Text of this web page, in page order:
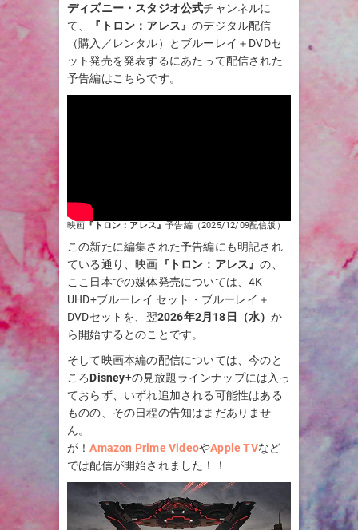
ディズニー・スタジオ公式チャンネルに
て、
『トロン：アレス』のデジタル配信
（購入／レンタル）とブルーレイ＋DVDセ
ット発売を発表するにあたって配信された
予告編はこちらです。
映画 『トロン：アレス』予告編（2025/12/09配信版）
この新たに編集された予告編にも明記され
ている通り、映画 『トロン：アレス』の、
ここ日本での媒体発売については、4K
UHD+ブルーレイ セット・ブルーレイ＋
DVDセットを、翌2026年2月18日（水）か
ら開始するとのことです。
そして映画本編の配信については、今のと
ころDisney+の見放題ラインナップには入っ
ておらず、いずれ追加される可能性はある
ものの、その日程の告知はまだありませ
ん。
が！Amazon Prime VideoやApple TVなど
では配信が開始されました！！